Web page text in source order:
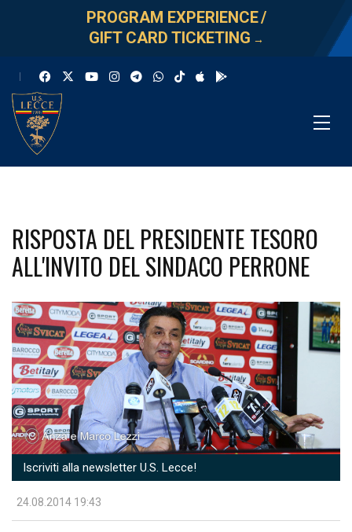
PROGRAM EXPERIENCE/
GIFT CARD TICKETING →
RISPOSTA DEL PRESIDENTE TESORO
ALL'INVITO DEL SINDACO PERRONE
Iscriviti alla newsletter U.S. Lecce!
24.08.2014 19:43